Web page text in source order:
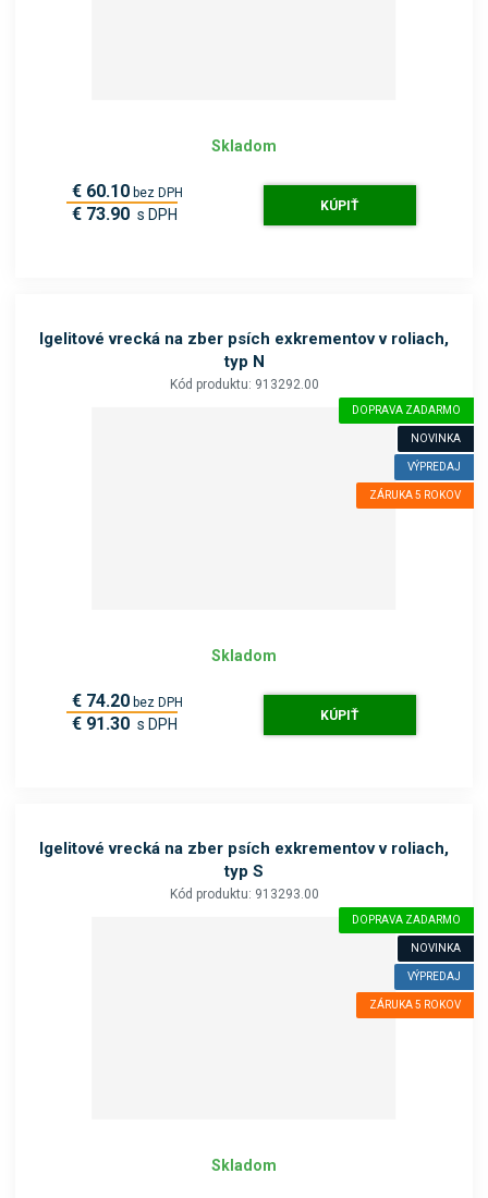
Skladom
€ 60.10 bez DPH
€ 73.90 s DPH KÚPIŤ
Igelitové vrecká na zber psích exkrementov v roliach,
typ N
Kód produktu: 913292.00
DOPRAVA ZADARMO
NOVINKA
VÝPREDAJ
ZÁRUKA 5 ROKOV
Skladom
€ 74.20 bez DPH
€ 91.30 s DPH KÚPIŤ
Igelitové vrecká na zber psích exkrementov v roliach,
typ S
Kód produktu: 913293.00
DOPRAVA ZADARMO
NOVINKA
VÝPREDAJ
ZÁRUKA 5 ROKOV
Skladom